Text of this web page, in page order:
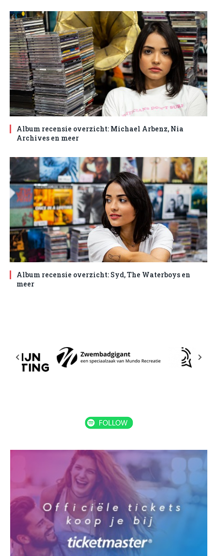
Album recensie overzicht: Michael Arbenz, Nia
Archives en meer
Album recensie overzicht: Syd, The Waterboys en
meer